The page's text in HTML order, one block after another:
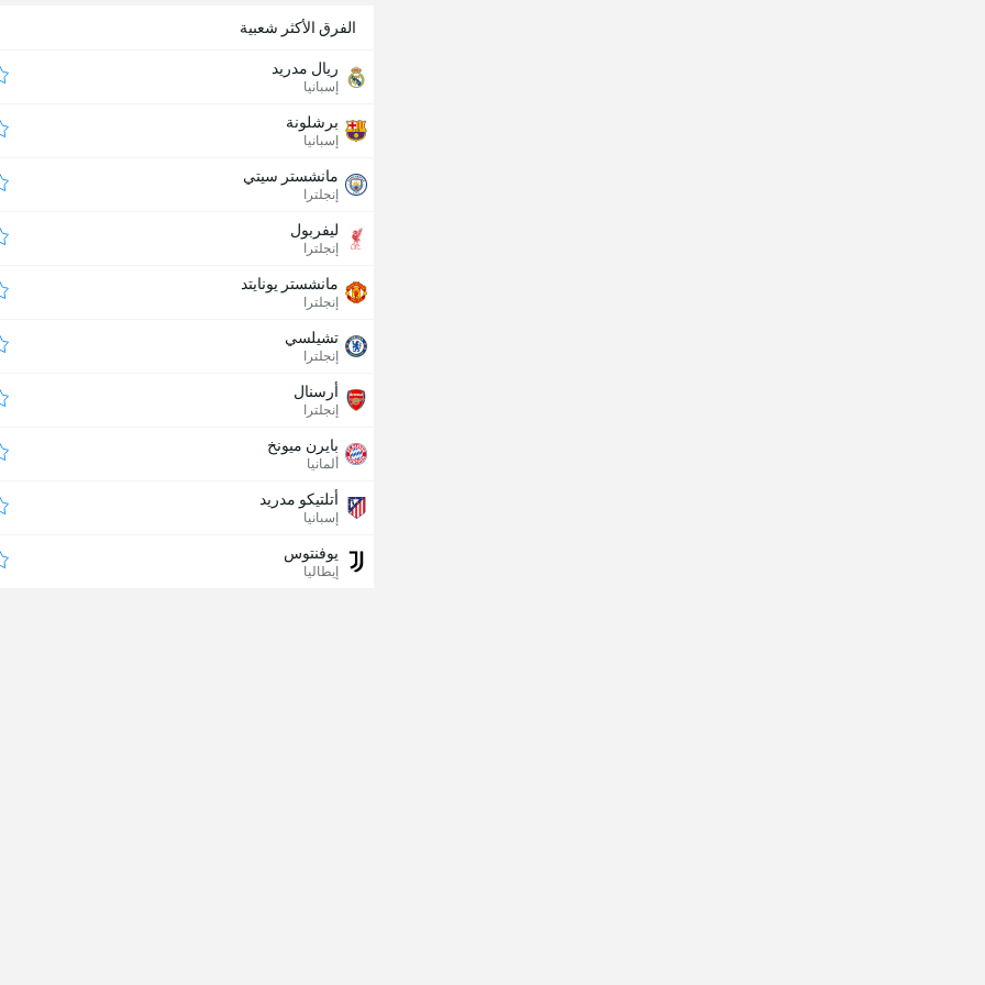
الفرق الأكثر شعبية
ريال مدريد
إسبانيا
برشلونة
إسبانيا
مانشستر سيتي
إنجلترا
ليفربول
إنجلترا
مانشستر يونايتد
إنجلترا
تشيلسي
إنجلترا
أرسنال
إنجلترا
بايرن ميونخ
ألمانيا
أتلتيكو مدريد
إسبانيا
يوفنتوس
إيطاليا